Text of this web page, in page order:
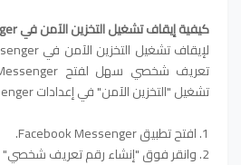
كيفية إيقاف تشغيل التخزين الآمن في Messenger
تشغيل "التخزين الآمن" في إعدادات Messenger. لفعل هذا:
1. افتح تطبيق Facebook Messenger.
2. وانقر فوق "إنشاء رقم تعريف شخصي"